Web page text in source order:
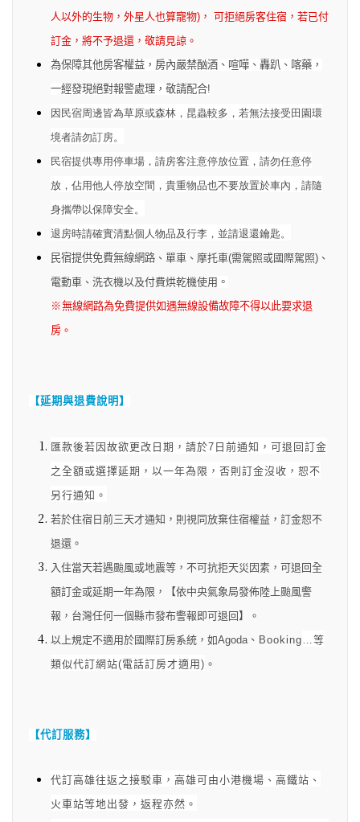
人以外的生物，外星人也算寵物)， 可拒絕房客住宿，若已付
訂金，將不予退還，敬請見諒。
為保障其他房客權益，房內嚴禁酗酒、喧嘩、轟趴、喀藥，
一經發現絕對報警處理，敬請配合!
因民宿周邊皆為草原或森林，昆蟲較多，若無法接受田園環
境者請勿訂房。
民宿提供專用停車場，請房客注意停放位置，請勿任意停
放，佔用他人停放空間，貴重物品也不要放置於車內，請隨
身攜帶以保障安全。
退房時請確實清點個人物品及行李，並請退還鑰匙。
民宿提供免費無線網路 、單車、摩托車(需駕照或國際駕照)、
電動車、洗衣機以及付費烘乾機使用 。
※無線網路為免費提供如遇無線設備故障不得以此要求退
房 。
【延期與退費說明】
匯款後若因故欲更改日期，請於7日前通知，可退回訂金
之全額或選擇延期，以一年為限，否則訂金沒收，恕不
另行通知。
若於住宿日前三天才通知，則視同放棄住宿權益，訂金恕不
退還。
入住當天若遇颱風或地震等，不可抗拒天災因素，可退回全
額訂金或延期一年為限，【依中央氣象局發佈陸上颱風警
報，台灣任何一個縣市發布警報即可退回】。
以上規定不適用於國際訂房系統，如Agoda、Booking…等
類似代訂網站(電話訂房才適用) 。
【代訂服務】
代訂高雄往返之接駁車，高雄可由小港機場、高鐵站、
火車站等地出發，返程亦然。